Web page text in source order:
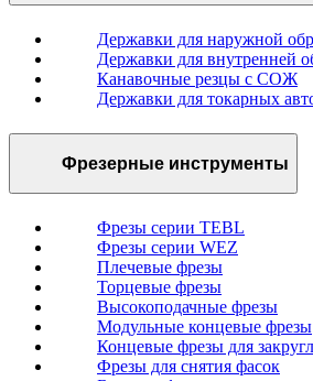
Державки для наружной
Державки для внутренней
Канавочные резцы с СОЖ
Державки для токарных
Фрезерные инструменты
Фрезы серии TEBL
Фрезы серии WEZ
Плечевые фрезы
Торцевые фрезы
Высокоподачные фрезы
Модульные концевые фрезы
Концевые фрезы для
Фрезы для снятия фасок